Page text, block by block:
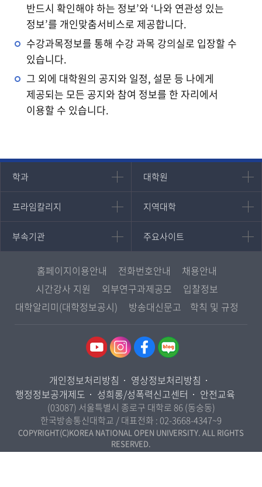
반드시 확인해야 하는 정보’와 ‘나와 연관성 있는
정보’를 개인맞춤서비스로 제공합니다.
수강과목정보를 통해 수강 과목 강의실로 입장할 수
있습니다.
그 외에 대학원의 공지와 일정, 설문 등 나에게
제공되는 모든 공지와 참여 정보를 한 자리에서
이용할 수 있습니다.
학과
인문과학대학
국어국문학과
영어영문학과
일본학과
사회과학대학
무역학과
미디어영상학과
도시콘텐츠·관광학과
사회복지연계전공
대학원
대학원
대학원
경영대학원
프라임칼리지
프라임칼리지
학사학위과정
평생교육과정
지역대학
지역대학
지역대학 포털
서울지역대학
대구경북지역대학
인천지역대학
광주전남지역대학
울산지역대학
경기지역대학
강원지역대학
충북지역대학
전북지역대학
경남지역대학
제주지역대학
부속기관
부속기관
중앙도서관
원격교육혁신연구원
통합인문학연구소
디지털미디어센터
국제협력단
산학협력단
주요사이트
주요사이트
멘토링
진로심리상담
교육정보화본부
국립대학육성사업
홈페이지이용안내 전화번호안내
채용안내
시간강사 지원
외부연구과제공모
입찰정보
대학알리미(대학정보공시)
방송대신문고 학칙 및 규정
개인정보처리방침
영상정보처리방침
행정정보공개제도
성희롱/성폭력신고센터 안전교육
(03087) 서울특별시 종로구 대학로 86 (동숭동)
한국방송통신대학교 / 대표전화 : 02-3668-4347~9
COPYRIGHT(C)KOREA NATIONAL OPEN UNIVERSITY. ALL RIGHTS
RESERVED.